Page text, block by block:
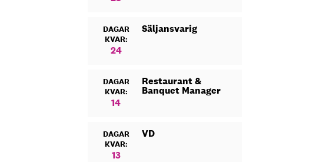
DAGAR
KVAR:
24
Säljansvarig
DAGAR
KVAR:
14
Restaurant &
Banquet Manager
DAGAR
KVAR:
13
VD